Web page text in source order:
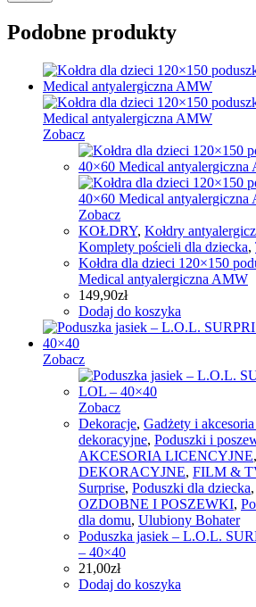
Podobne produkty
Zobacz
Zobacz
KOŁDRY, Kołdry
Komplety pościeli dla dziecka,
Kołdra dla dzieci 120×150
Medical antyalergiczna AMW
149,90zł
Dodaj do koszyka
Zobacz
Zobacz
Dekoracje, Gadżety i
dekoracyjne, Poduszki i
AKCESORIA LICENCYJNE,
DEKORACYJNE, FILM &
Surprise, Poduszki dla dziecka,
OZDOBNE I POSZEWKI,
dla domu, Ulubiony Bohater
Poduszka jasiek – L.O.L.
– 40×40
21,00zł
Dodaj do koszyka